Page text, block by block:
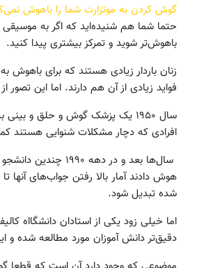
گوش کردن به موتزارت شما را باهوش
حتما شما هم شنیده‌اید که اگر به
باهوش‌تر شوید و تمرکز بیشتری پیدا کنید.
زنان باردار زیادی هستند که برای
فواید زیادی از آن هم دارند. اما این تصور
سال ۱۹۵۰ یک پزشک گوش و حلق و
افرادی که دچار مشکلات شنوایی هستند
شده تبدیل شود.
اما خیلی زود یکی از استادان دانشگااه
دقیق‌تر دانش آموزان مورد مطالعه شده و